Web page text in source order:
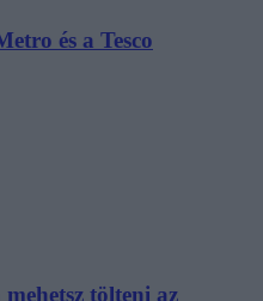
és a Tesco
tölteni az